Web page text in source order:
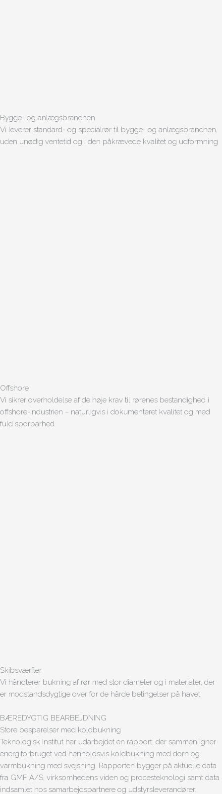
Bygge- og anlægsbranchen
Vi leverer standard- og specialrør til bygge- og anlægsbranchen,
uden unødig ventetid og i den påkrævede kvalitet og udformning
Offshore
Vi sikrer overholdelse af de høje krav til rørenes bestandighed i
offshore-industrien – naturligvis i dokumenteret kvalitet og med
fuld sporbarhed
Skibsværfter
Vi håndterer bukning af rør med stor diameter og i materialer, der
er modstandsdygtige over for de hårde betingelser på havet
BÆREDYGTIG BEARBEJDNING
Store besparelser med koldbukning
Teknologisk Institut har udarbejdet en rapport, der sammenligner
energiforbruget ved henholdsvis koldbukning med dorn og
varmbukning med svejsning. Rapporten bygger på aktuelle data
fra GMF A/S, virksomhedens viden og procesteknologi samt data
indsamlet hos samarbejdspartnere og udstyrsleverandører.